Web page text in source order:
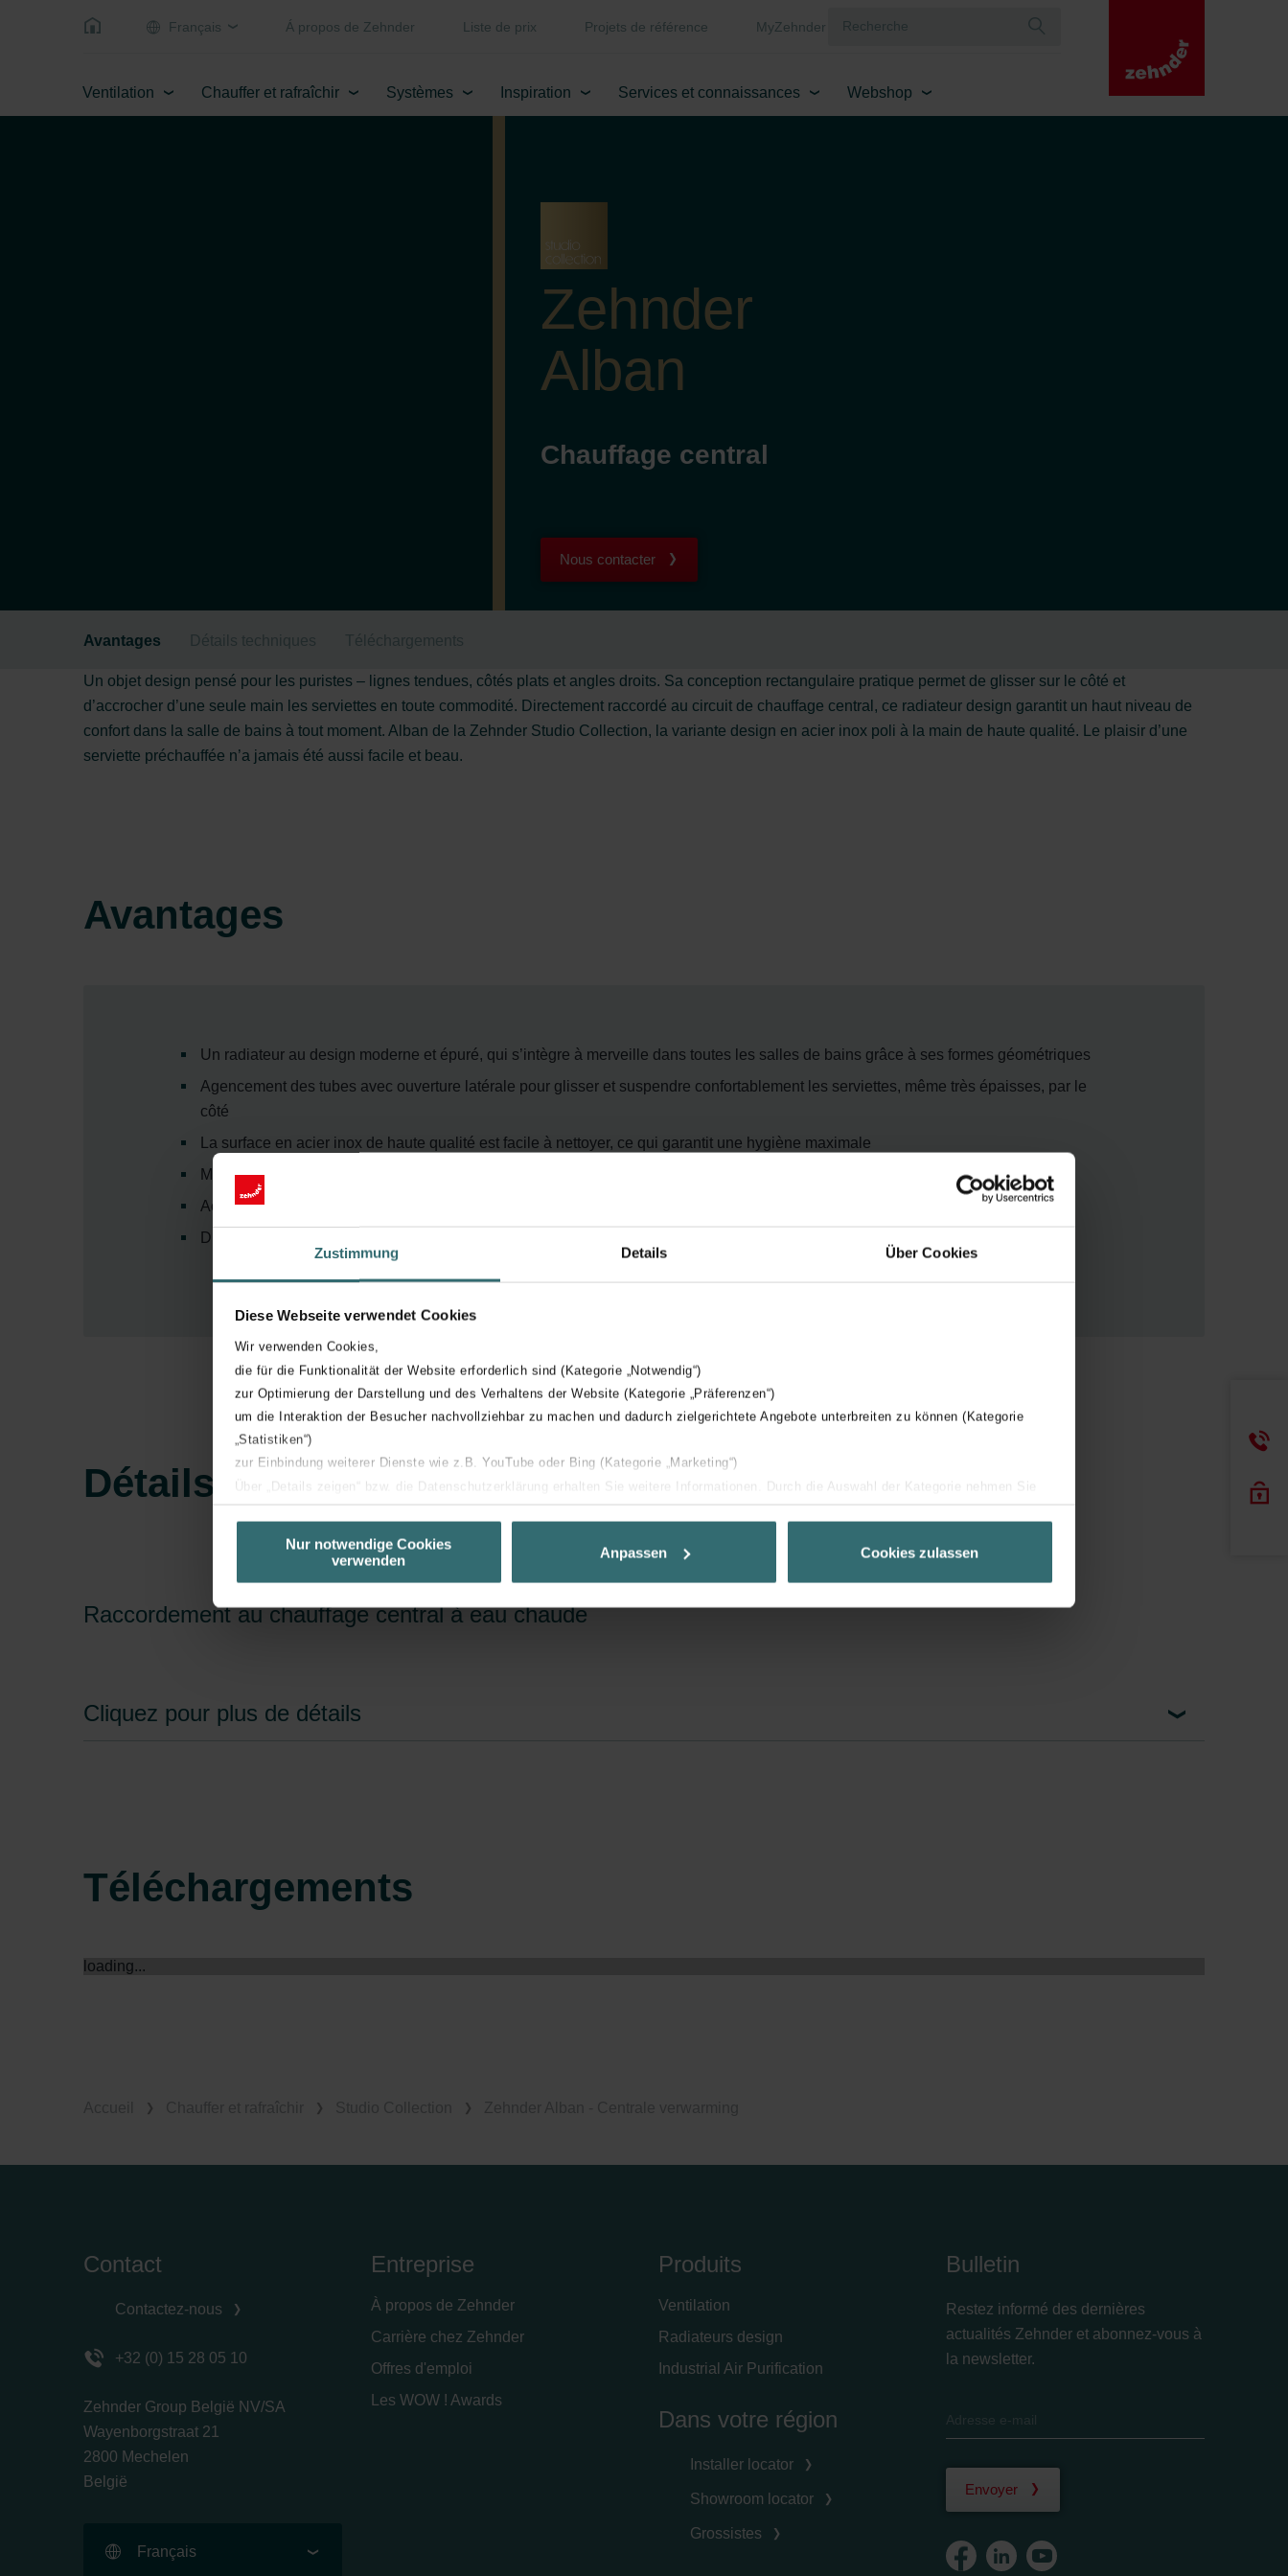
Zustimmung Details Über Cookies
Diese Webseite verwendet Cookies
Wir verwenden Cookies,
die für die Funktionalität der Website erforderlich sind (Kategorie „Notwendig“)
zur Optimierung der Darstellung und des Verhaltens der Website (Kategorie „Präferenzen“)
um die Interaktion der Besucher nachvollziehbar zu machen und dadurch zielgerichtete Angebote unterbreiten zu können (Kategorie
„Statistiken“)
zur Einbindung weiterer Dienste wie z.B. YouTube oder Bing (Kategorie „Marketing“)
Über „Details zeigen“ bzw. die Datenschutzerklärung erhalten Sie weitere Informationen. Durch die Auswahl der Kategorie nehmen Sie
unserer Website verwenden, um Ihnen die bestmögliche Nutzererfahrung zu ermöglichen und Ihnen maßgeschneiderte Informationen
basierend auf Ihren Interessen zur Verfügung zu stellen. Alle Einwilligungen können Sie selbstverständlich über einen Link in der
Datenschutzerklärung widerrufen.
Zehnder Group Czech Republic s.r.o.: Zásady ochrany osobních údajů
Zehnder Group Schweiz AG: Datenschutz
Zehnder Polska Sp. z o.o.: Oświadczenie o ochronie danych Zehnder
Nur notwendige Cookies
verwenden
Anpassen Cookies zulassen
Français Á propos de Zehnder Liste de prix Projets de référence MyZehnder
Ventilation Chauffer et rafraîchir Systèmes Inspiration Services et connaissances Webshop
Zehnder
Alban
Chauffage central
Nous contacter
Avantages Détails techniques Téléchargements
Un objet design pensé pour les puristes – lignes tendues, côtés plats et angles droits. Sa conception rectangulaire pratique permet de glisser sur le côté et
d’accrocher d’une seule main les serviettes en toute commodité. Directement raccordé au circuit de chauffage central, ce radiateur design garantit un haut niveau de
confort dans la salle de bains à tout moment. Alban de la Zehnder Studio Collection, la variante design en acier inox poli à la main de haute qualité. Le plaisir d’une
serviette préchauffée n’a jamais été aussi facile et beau.
Avantages
Un radiateur au design moderne et épuré, qui s’intègre à merveille dans toutes les salles de bains grâce à ses formes géométriques
Agencement des tubes avec ouverture latérale pour glisser et suspendre confortablement les serviettes, même très épaisses, par le
côté
La surface en acier inox de haute qualité est facile à nettoyer, ce qui garantit une hygiène maximale
Montage possible avec l’ouverture à gauche ou à droite, pour une utilisation flexible
Acier inox poli à la main
Disponible pour le fonctionnement eau chaude
Détails techniques
Raccordement au chauffage central à eau chaude
Cliquez pour plus de détails
Téléchargements
loading...
Contact
Contactez-nous
+32 (0) 15 28 05 10
Zehnder Group België NV/SA
Wayenborgstraat 21
2800 Mechelen
België
Français
Entreprise
À propos de Zehnder
Carrière chez Zehnder
Offres d'emploi
Les WOW ! Awards
Produits
Ventilation
Radiateurs design
Industrial Air Purification
Dans votre région
Installer locator
Showroom locator
Grossistes
Bulletin
Restez informé des dernières
actualités Zehnder et abonnez-vous à
la newsletter.
Envoyer